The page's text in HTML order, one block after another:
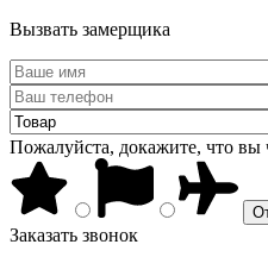
Вызвать замерщика
Пожалуйста, докажите, что вы
Заказать звонок